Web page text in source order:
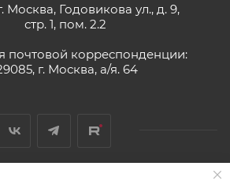
Москва, Годовикова ул., д. 9,
стр. 1, пом. 2.2
почтовой корреспонденции:
г. Москва, а/я. 64